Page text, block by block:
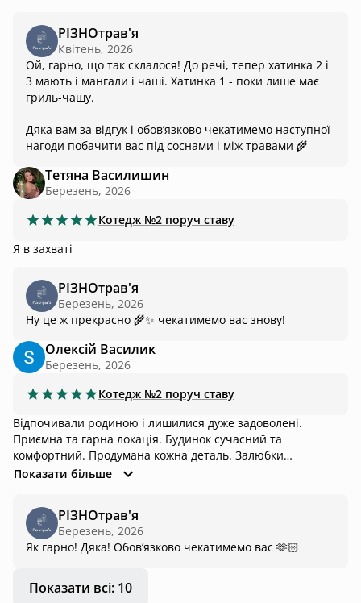
РІЗНОтрав'я
Квітень, 2026
Ой, гарно, що так склалося! До речі, тепер хатинка 2 і
3 мають і мангали і чаші. Хатинка 1 - поки лише має
гриль-чашу.
Дяка вам за відгук і обовʼязково чекатимемо наступної
нагоди побачити вас під соснами і між травами 🌾
Тетяна Василишин
Березень, 2026
Котедж №2 поруч ставу
Я в захваті
РІЗНОтрав'я
Березень, 2026
Ну це ж прекрасно 🌾✨ чекатимемо вас знову!
Олексій Василик
Березень, 2026
Котедж №2 поруч ставу
Відпочивали родиною і лишилися дуже задоволені.
Приємна та гарна локація. Будинок сучасний та
комфортний. Продумана кожна деталь. Залюбки
повернемося ще.
Показати більше
РІЗНОтрав'я
Березень, 2026
Як гарно! Дяка! Обовʼязково чекатимемо вас 🫶🏻
Показати всі: 10